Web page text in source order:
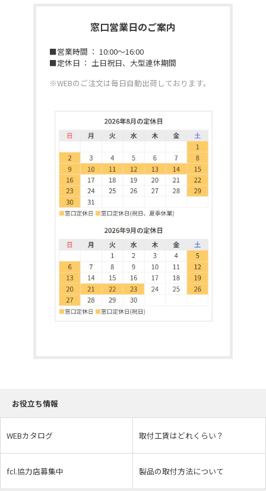
窓口営業日のご案内
■営業時間 ： 10:00～16:00
■定休日 ： 土日祝日、大型連休期間
※WEBのご注文は毎日自動出荷しております。
お役立ち情報
WEBカタログ 取付工賃はどれくらい？
fcl.協力店募集中 製品の取付方法について